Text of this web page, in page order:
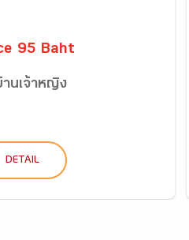
95 Baht
านเจ้าหญิง
DETAIL